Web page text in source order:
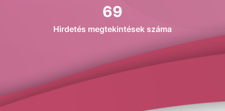
69
Hirdetés megtekintések száma